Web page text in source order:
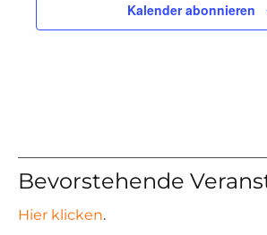
Kalender abonnieren
Bevorstehende
Hier klicken.